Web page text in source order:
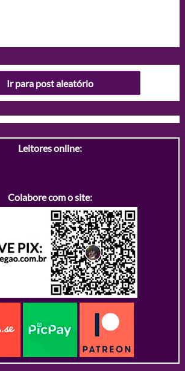
Ir para post aleatório
Leitores online:
Colabore com o site: